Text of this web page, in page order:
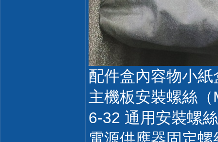
配件盒內容物小紙
主機板安裝螺絲（
6-32 通用安裝螺絲